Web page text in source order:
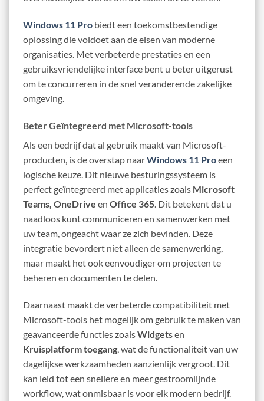
Windows 11 Pro biedt een toekomstbestendige
oplossing die voldoet aan de eisen van moderne
organisaties. Met verbeterde prestaties en een
gebruiksvriendelijke interface bent u beter uitgerust
om te concurreren in de snel veranderende zakelijke
omgeving.
Beter Geïntegreerd met Microsoft-tools
Als een bedrijf dat al gebruik maakt van Microsoft-
producten, is de overstap naarWindows 11 Proeen
logische keuze. Dit nieuwe besturingssysteem is
perfect geïntegreerd met applicaties zoals Microsoft
Teams, OneDrive en Office 365 . Dit betekent dat u
naadloos kunt communiceren en samenwerken met
uw team, ongeacht waar ze zich bevinden. Deze
integratie bevordert niet alleen de samenwerking,
maar maakt het ook eenvoudiger om projecten te
beheren en documenten te delen.
Daarnaast maakt de verbeterde compatibiliteit met
Microsoft-tools het mogelijk om gebruik te maken van
geavanceerde functies zoalsWidgetsen
Kruisplatform toegang , wat de functionaliteit van uw
dagelijkse werkzaamheden aanzienlijk vergroot. Dit
kan leid tot een snellere en meer gestroomlijnde
workflow, wat onmisbaar is voor elk modern bedrijf.